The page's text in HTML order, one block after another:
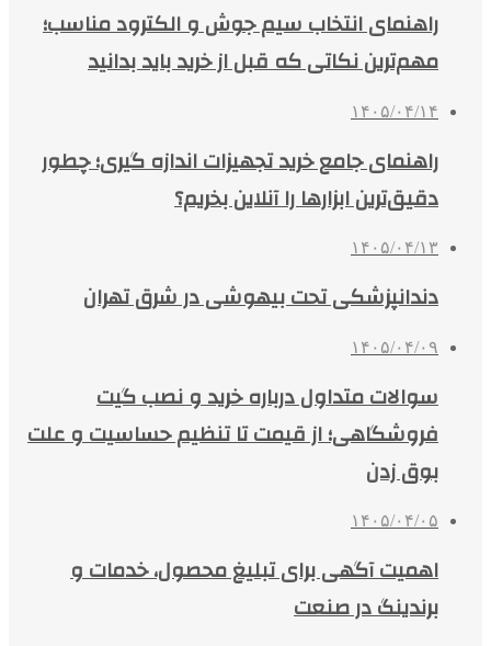
راهنمای انتخاب سیم جوش و الکترود مناسب؛
مهم‌ترین نکاتی که قبل از خرید باید بدانید
۱۴۰۵/۰۴/۱۴
راهنمای جامع خرید تجهیزات اندازه گیری؛ چطور
دقیق‌ترین ابزارها را آنلاین بخریم؟
۱۴۰۵/۰۴/۱۳
دندانپزشکی تحت بیهوشی در شرق تهران
۱۴۰۵/۰۴/۰۹
سوالات متداول درباره خرید و نصب گیت
فروشگاهی؛ از قیمت تا تنظیم حساسیت و علت
بوق زدن
۱۴۰۵/۰۴/۰۵
اهمیت آگهی برای تبلیغ محصول، خدمات و
برندینگ در صنعت